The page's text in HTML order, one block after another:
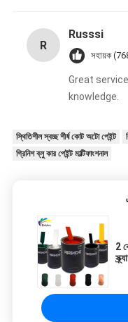
R
Russsi
সহায়ক
Great
knowledge.
স্থিতিশীল স্বচ্ছ শীর্ষ কোট অটো পেইন্ট
গ্রিনিশ ব্লু কার পেইন্ট মাল্টিফাংশনাল
2